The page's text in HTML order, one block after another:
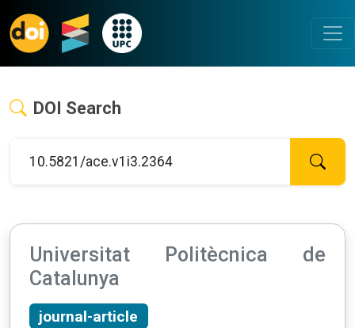
DOI Search
Universitat Politècnica de
Catalunya
journal-article